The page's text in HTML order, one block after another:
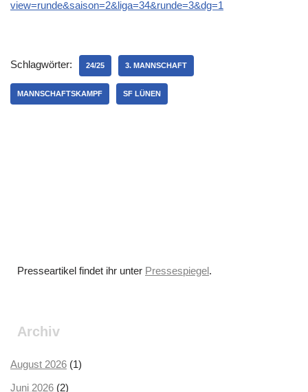
view=runde&saison=2&liga=34&runde=3&dg=1
Schlagwörter: 24/25 3. MANNSCHAFT
MANNSCHAFTSKAMPF SF LÜNEN
Presseartikel findet ihr unter Pressespiegel .
Archiv
August 2026 (1)
Juni 2026 (2)